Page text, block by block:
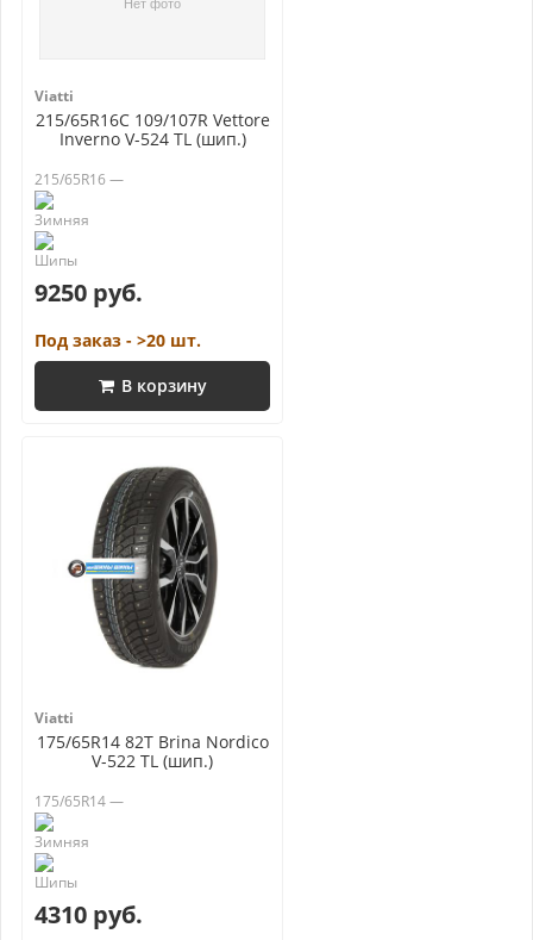
Viatti
215/65R16C 109/107R Vettore
Inverno V-524 TL (шип.)
215/65R16 —
9250 руб.
Под заказ - >20 шт.
В корзину
Viatti
175/65R14 82T Brina Nordico
V-522 TL (шип.)
175/65R14 —
4310 руб.